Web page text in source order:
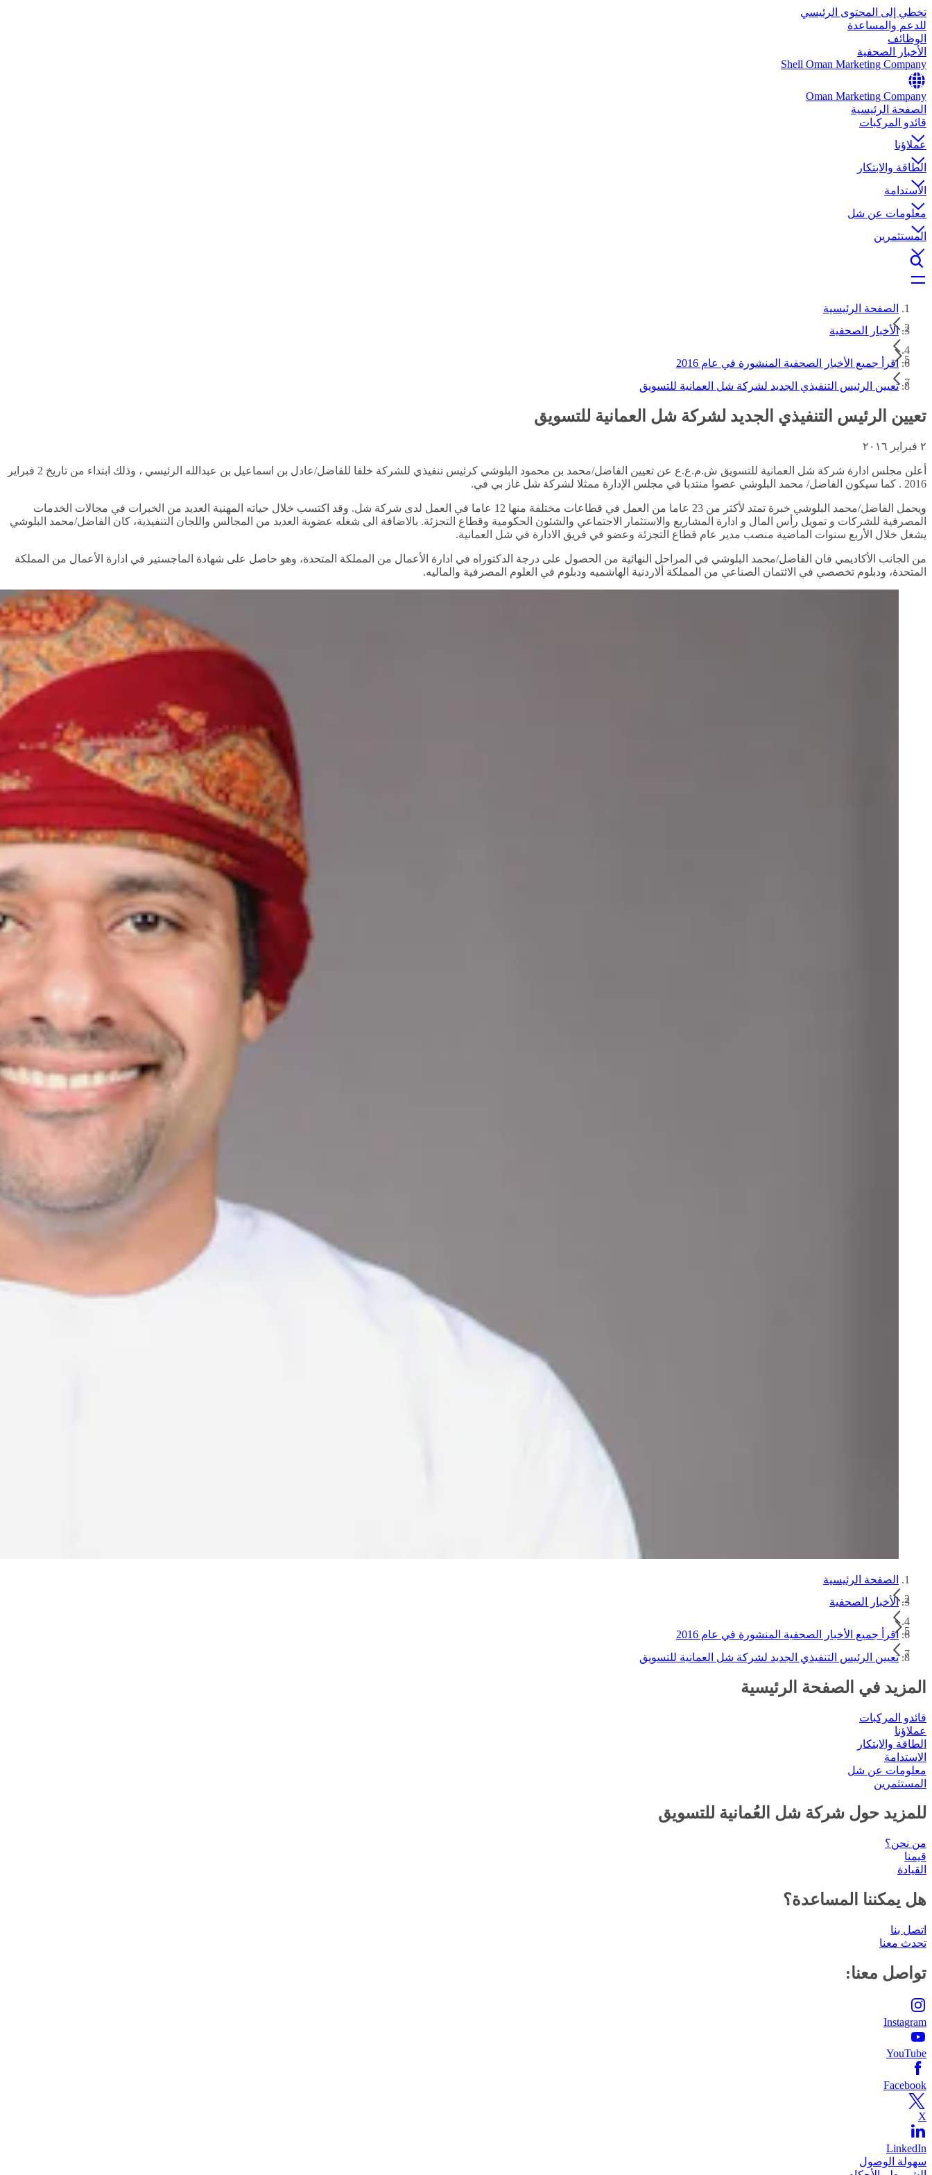
تخطي إلى المحتوى الرئيسي
للدعم والمساعدة
الوظائف
الأخبار الصحفية
Shell Oman Marketing Company
Oman Marketing Company
الصفحة الرئيسية
قائدو المركبات
عملاؤنا
الطاقة والابتكار
الاستدامة
معلومات عن شل
المستثمرين
الصفحة الرئيسية
الأخبار الصحفية
اقرأ جميع الأخبار الصحفية المنشورة في عام 2016
تعيين الرئيس التنفيذي الجديد لشركة شل العمانية للتسويق
تعيين الرئيس التنفيذي الجديد لشركة شل العمانية للتسويق
٢ فبراير ٢٠١٦
أعلن مجلس ادارة شركة شل العمانية للتسويق ش.م.ع.ع عن تعيين الفاضل/محمد بن محمود البلوشي كرئيس تنفيذي للشركة خلفا للفاضل/عادل بن اسماعيل بن عبدالله الرئيسي ، وذلك ابتداء من تاريخ 2 فبراير
2016 . كما سيكون الفاضل/ محمد البلوشي عضوا منتدبا في مجلس الإدارة ممثلا لشركة شل غاز بي في.
ويحمل الفاضل/محمد البلوشي خبرة تمتد لأكثر من 23 عاما من العمل في قطاعات مختلفة منها 12 عاما في العمل لدى شركة شل. وقد اكتسب خلال حياته المهنية العديد من الخبرات في مجالات الخدمات
المصرفية للشركات و تمويل رأس المال و ادارة المشاريع والاستثمار الاجتماعي والشئون الحكومية وقطاع التجزئة. بالاضافة الى شغله عضوية العديد من المجالس واللجان التنفيذية، كان الفاضل/محمد البلوشي
يشغل خلال الأربع سنوات الماضية منصب مدير عام قطاع التجزئة وعضو في فريق الادارة في شل العمانية.
من الجانب الأكاديمي فان الفاضل/محمد البلوشي في المراحل النهائية من الحصول على درجة الدكتوراه في ادارة الأعمال من المملكة المتحدة، وهو حاصل على شهادة الماجستير في ادارة الأعمال من المملكة
المتحدة، ودبلوم تخصصي في الائتمان الصناعي من المملكة ألاردنية الهاشميه ودبلوم في العلوم المصرفية والماليه.
الصفحة الرئيسية
الأخبار الصحفية
اقرأ جميع الأخبار الصحفية المنشورة في عام 2016
تعيين الرئيس التنفيذي الجديد لشركة شل العمانية للتسويق
المزيد في الصفحة الرئيسية
قائدو المركبات
عملاؤنا
الطاقة والابتكار
الاستدامة
معلومات عن شل
المستثمرين
للمزيد حول شركة شل العُمانية للتسويق
من نحن؟
قيمنا
القيادة
هل يمكننا المساعدة؟
اتصل بنا
تحدث معنا
تواصل معنا:
Instagram
YouTube
Facebook
X
LinkedIn
سهولة الوصول